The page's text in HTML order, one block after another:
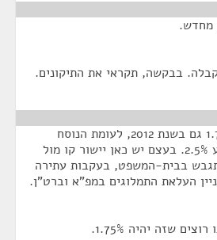
מחדש.
בבקשה, תקראי את התיקונים.
הנוסח המוצע קובע 1.75% גם בשנת 2012, לעומת הנוסח
שאושר קודם לכן, שקבע 2.5%. בעצם יש כאן יישור קו מול
בבית-המשפט, בעקבות עתירה
העלאת התמלוגים במפ"א וברט"ן.
שזה יהיה 1.75%.